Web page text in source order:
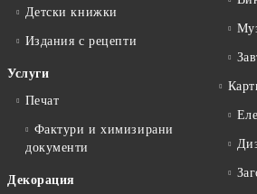
Детски книжки
Издания с рецепти
Услуги
Печат
Фактури и химизирани
документи
Декорация